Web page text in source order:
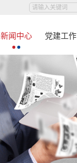
新闻中心 党建工作